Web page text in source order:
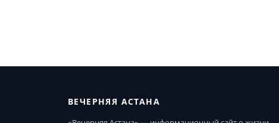
ВЕЧЕРНЯЯ АСТАНА